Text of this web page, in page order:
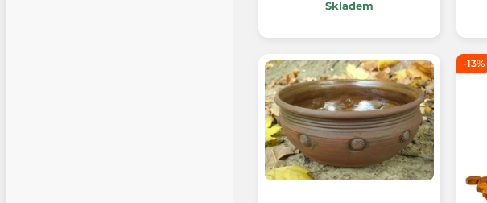
Skladem
-13%